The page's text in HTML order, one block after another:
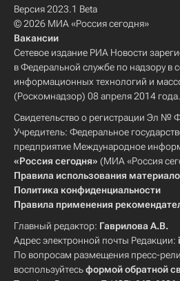
Версия 2023.1 Beta
© 2026 МИА «Россия сегодня»
Вакансии
Сетевое издание РИА Новости
в Федеральной службе по надзору в
информационных технологий и
(Роскомнадзор) 08 апреля 2014 года.
Свидетельство о регистрации Эл №
Учредитель: Федеральное
предприятие Международное
«Россия сегодня» (МИА «Россия
Правила использования
Политика конфиденциальности
Правила применения
Главный редактор: Гаврилова А.В.
Адрес электронной почты Редакции:
По вопросам размещения пресс-
воспользуйтесьформой обратной